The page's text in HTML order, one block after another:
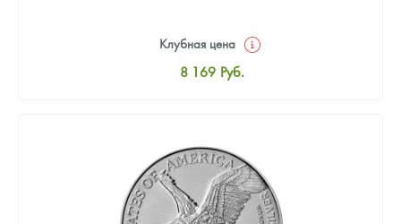
Клубная цена
8 169 Руб.
Цена выкупа
4 901 Руб.